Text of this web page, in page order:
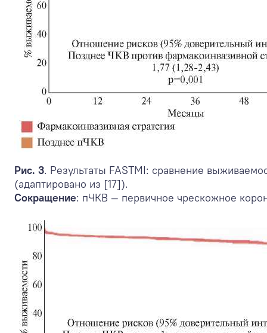
Рис. 3. Результаты FASTMI: сравнение
(адаптировано из [17]).
Сокращение: пЧКВ — первичное чрескожное